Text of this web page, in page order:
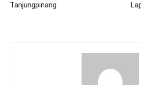
Tanjungpinang